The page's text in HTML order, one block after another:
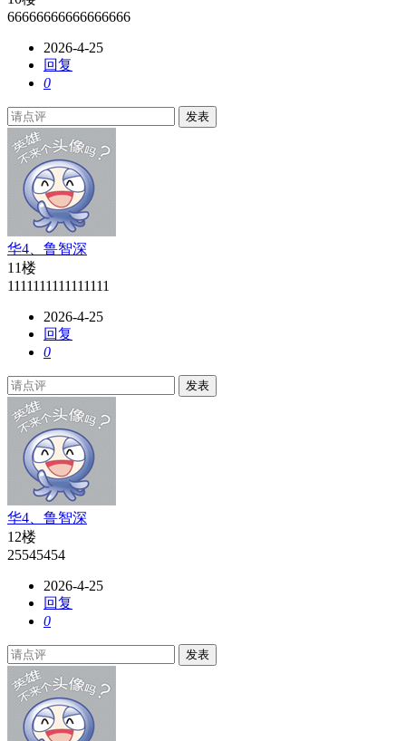
66666666666666666
2026-4-25
回复
0
发表
华4、鲁智深
11楼
1111111111111111
2026-4-25
回复
0
发表
华4、鲁智深
12楼
25545454
2026-4-25
回复
0
发表